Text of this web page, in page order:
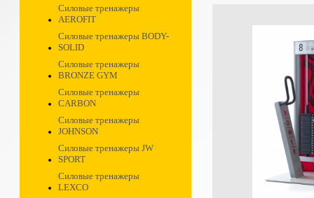
Силовые тренажеры
AEROFIT
Силовые тренажеры BODY-
SOLID
Силовые тренажеры
BRONZE GYM
Силовые тренажеры
CARBON
Силовые тренажеры
JOHNSON
Силовые тренажеры JW
SPORT
Силовые тренажеры
LEXCO